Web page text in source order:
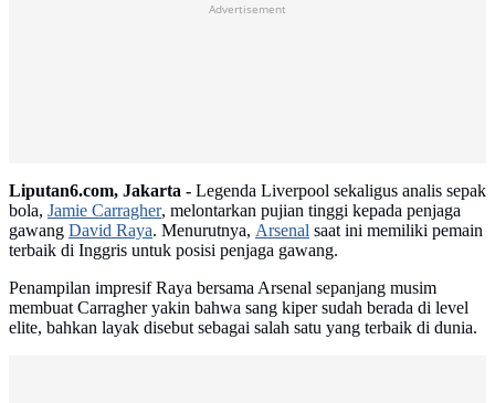
Advertisement
Liputan6.com, Jakarta - Legenda Liverpool sekaligus analis sepak
bola, Jamie Carragher, melontarkan pujian tinggi kepada penjaga
gawang David Raya. Menurutnya, Arsenal saat ini memiliki pemain
terbaik di Inggris untuk posisi penjaga gawang.
Penampilan impresif Raya bersama Arsenal sepanjang musim
membuat Carragher yakin bahwa sang kiper sudah berada di level
elite, bahkan layak disebut sebagai salah satu yang terbaik di dunia.